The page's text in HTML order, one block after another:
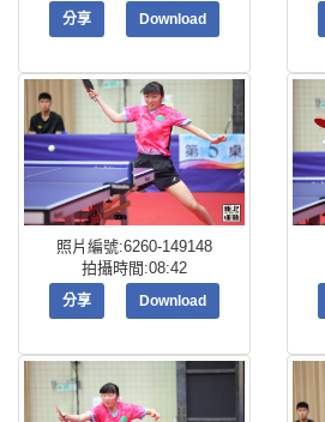
分享 Download
照片編號:6260-149148
拍攝時間:08:42
分享 Download